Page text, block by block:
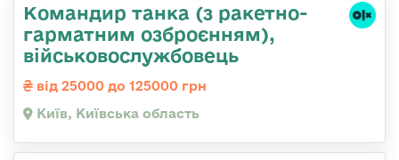
Командиp танка (з pакетно-
гарматним озброєнням),
військовослужбовець
від 25000 до 125000 грн
Київ, Київська область